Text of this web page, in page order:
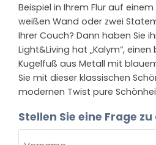
Beispiel in Ihrem Flur auf
weißen Wand oder zwei
Ihrer Couch? Dann haben Sie
Light&Living hat „Kalym“,
Kugelfuß aus Metall mit
Sie mit dieser klassischen
modernen Twist pure
Stellen Sie eine Frage